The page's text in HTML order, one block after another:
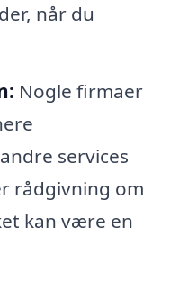
når du
Nogle firmaer
services
rådgivning om
kan være en